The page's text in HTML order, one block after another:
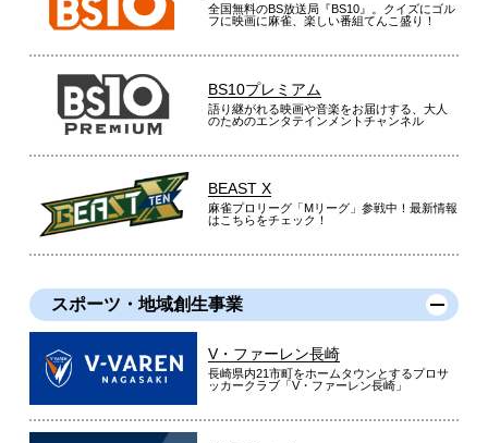
全国無料のBS放送局『BS10』。クイズにゴル
フに映画に麻雀、楽しい番組てんこ盛り！
BS10プレミアム
語り継がれる映画や音楽をお届けする、大人
のためのエンタテインメントチャンネル
BEAST X
麻雀プロリーグ「Mリーグ」参戦中！最新情報
はこちらをチェック！
スポーツ・地域創生事業
V・ファーレン長崎
長崎県内21市町をホームタウンとするプロサ
ッカークラブ「V・ファーレン長崎」